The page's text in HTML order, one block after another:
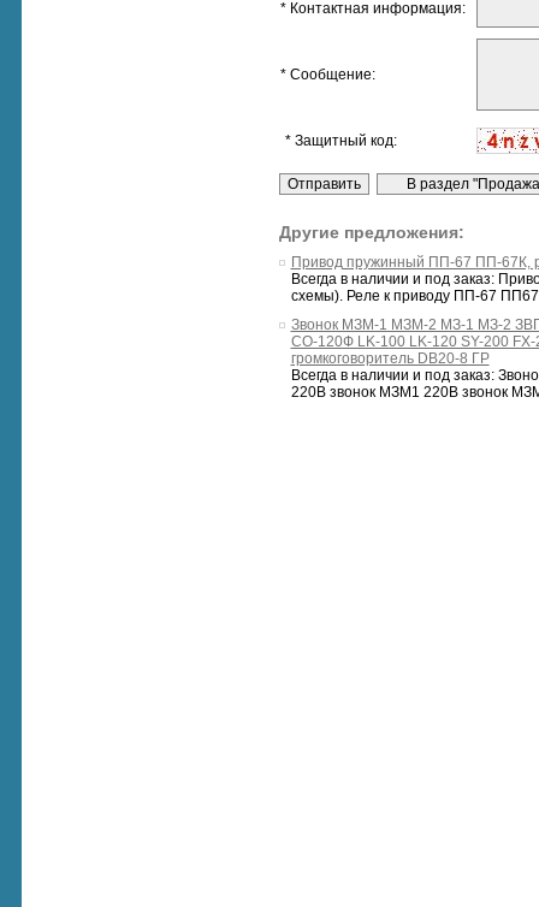
* Контактная информация:
* Сообщение:
* Защитный код:
Другие предложения:
Привод пружинный ПП-67 ПП-67К,
Всегда в наличии и под заказ:
схемы). Реле к приводу ПП-67
Звонок МЗМ-1 МЗМ-2 МЗ-1 МЗ-2
СО-120Ф LK-100 LK-120 SY-200
громкоговоритель DB20-8 ГР
Всегда в наличии и под заказ:
220В звонок МЗМ1 220В звонок